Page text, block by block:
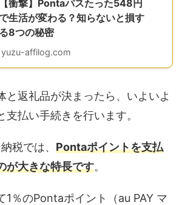
【衝撃】Pontaパスたった548円
生活が変わる？知らないと損す
る8つの秘密
yuzu-affilog.com
と返礼品が決まったら、いよいよ
支払い手続きを行います。
税では、 Pontaポイントを支払
が大きな特長です。
1％のPontaポイント（au PAY マ